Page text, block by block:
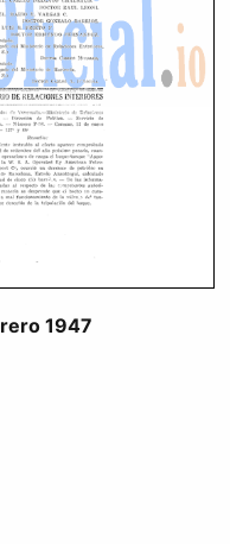
1947